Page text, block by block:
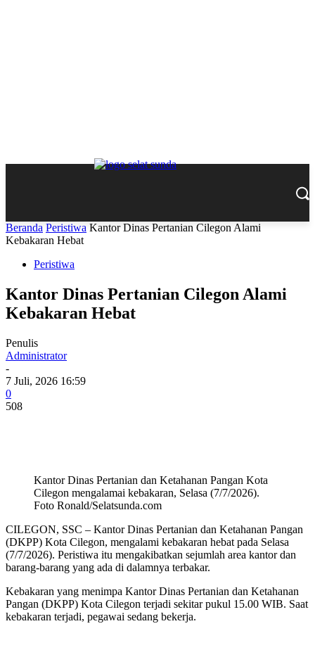
Beranda Peristiwa Kantor Dinas Pertanian Cilegon Alami
Kebakaran Hebat
Peristiwa
Kantor Dinas Pertanian Cilegon Alami
Kebakaran Hebat
Penulis
Administrator
-
7 Juli, 2026 16:59
0
508
Kantor Dinas Pertanian dan Ketahanan Pangan Kota
Cilegon mengalamai kebakaran, Selasa (7/7/2026).
Foto Ronald/Selatsunda.com
CILEGON, SSC – Kantor Dinas Pertanian dan Ketahanan Pangan
(DKPP) Kota Cilegon, mengalami kebakaran hebat pada Selasa
(7/7/2026). Peristiwa itu mengakibatkan sejumlah area kantor dan
barang-barang yang ada di dalamnya terbakar.
Kebakaran yang menimpa Kantor Dinas Pertanian dan Ketahanan
Pangan (DKPP) Kota Cilegon terjadi sekitar pukul 15.00 WIB. Saat
kebakaran terjadi, pegawai sedang bekerja.